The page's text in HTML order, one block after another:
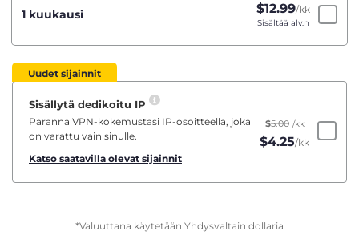
1 kuukausi $12.99/kk
Sisältää alv:n
Uudet sijainnit
Sisällytä dedikoitu IP
Paranna VPN-kokemustasi IP-osoitteella, joka
on varattu vain sinulle.
Katso saatavilla olevat sijainnit
$5.00 /kk
$4.25/kk
*Valuuttana käytetään Yhdysvaltain dollaria